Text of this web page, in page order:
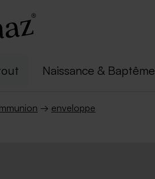
Naissance & Baptême
→ enveloppe